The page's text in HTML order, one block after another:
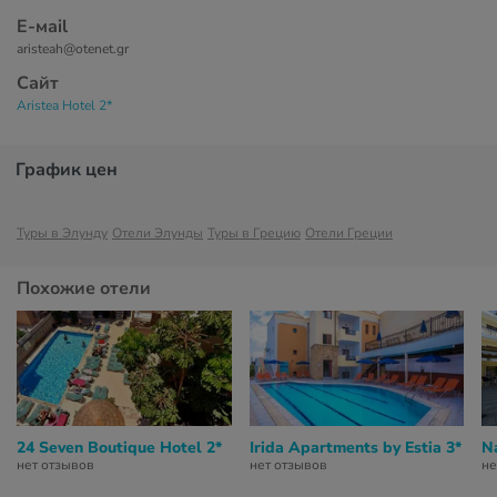
Е-маil
aristeah@otenet.gr
Сайт
Aristea Hotel 2*
График цен
Туры в Элунду Отели Элунды Туры в Грецию Отели Греции
Похожие отели
24 Seven Boutique Hotel 2*
нет отзывов
Irida Apartments by Estia 3*
нет отзывов